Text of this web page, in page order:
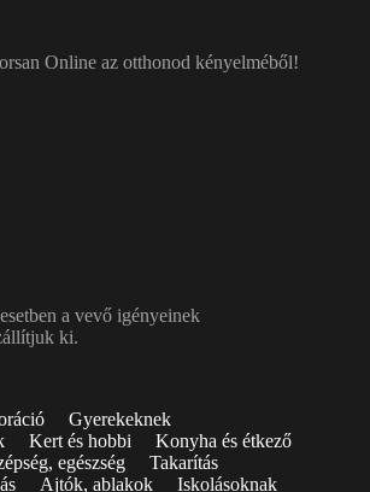
Online az otthonod kényelméből!
a vevő igényeinek
ki.
Gyerekeknek
Kert és hobbi
Konyha és étkező
egészség
Takarítás
Ajtók, ablakok Iskolásoknak